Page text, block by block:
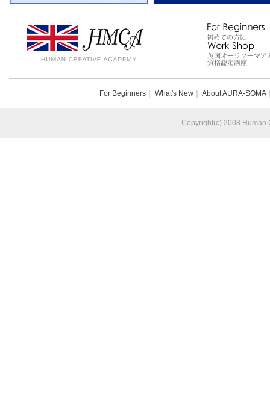
For Beginners What's New About AURA-SOMA
Copyright(c) 2008 Human